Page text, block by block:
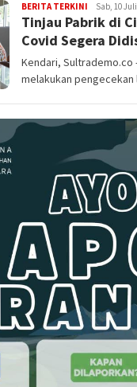
BERITA TERKINI Admin
Sab, 10
Tinjau Pabrik di
Covid Segera
Kendari, Sultrademo.co
melakukan